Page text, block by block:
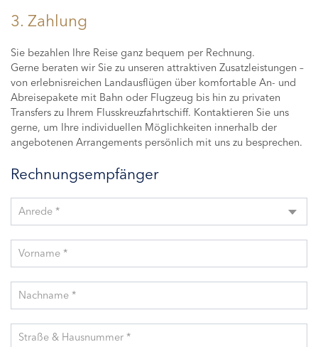
3. Zahlung
Sie bezahlen Ihre Reise ganz bequem per Rechnung.
Gerne beraten wir Sie zu unseren attraktiven Zusatzleistungen –
von erlebnisreichen Landausflügen über komfortable An- und
Abreisepakete mit Bahn oder Flugzeug bis hin zu privaten
Transfers zu Ihrem Flusskreuzfahrtschiff. Kontaktieren Sie uns
gerne, um Ihre individuellen Möglichkeiten innerhalb der
angebotenen Arrangements persönlich mit uns zu besprechen.
Rechnungsempfänger
Anrede *
Vorname *
Nachname *
Straße & Hausnummer *